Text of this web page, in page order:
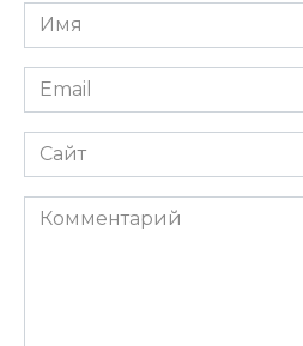
Имя
Email
Сайт
Комментарий